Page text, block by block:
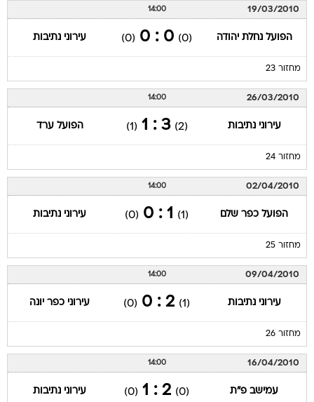
19/03/2010
14:00
הפועל נחלת יהודה (0)
0 : 0
(0) עירוני נתיבות
מחזור 23
26/03/2010
14:00
עירוני נתיבות (2)
3 : 1
(1) הפועל ערד
מחזור 24
02/04/2010
14:00
הפועל כפר שלם (1)
1 : 0
(0) עירוני נתיבות
מחזור 25
09/04/2010
14:00
עירוני נתיבות (1)
2 : 0
(0) עירוני כפר יונה
מחזור 26
16/04/2010
14:00
עמישב פ"ת (0)
2 : 1
(0) עירוני נתיבות